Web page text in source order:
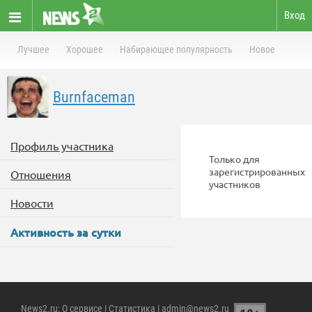
Вход
Лучшее Хорошее Набирающее популярность Новое
Burnfaceman
Профиль участника
Отношения
Новости
Активность за сутки
Только для
зарегистрированных
участников
News2.ru: О сервисе | Статистика | admin@news2.ru